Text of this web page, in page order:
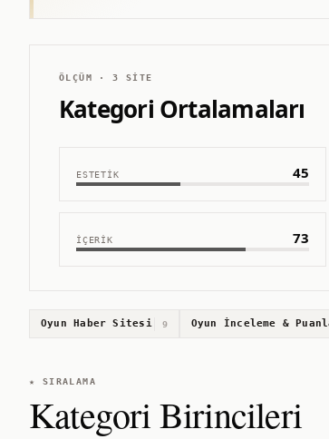
ÖLÇÜM ·3 SITE
Kategori Ortalamaları
ESTETIK 45
İÇERIK 73
Oyun Haber Sitesi 9 Oyun İnceleme &
★ SIRALAMA
Kategori Birincileri